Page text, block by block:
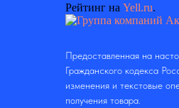
Рейтинг на Yell.ru.
Предоставленная на
Гражданского кодекса
изменения и текстовые
получения товара.